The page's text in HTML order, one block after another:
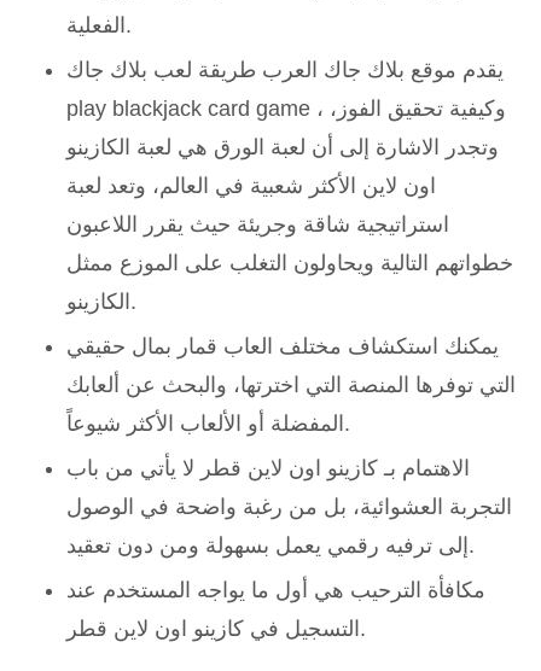
الفعلية.
يقدم موقع بلاك جاك العرب طريقة لعب بلاك جاك
play blackjack card game ، وكيفية تحقيق الفوز،
وتجدر الاشارة إلى أن لعبة الورق هي لعبة الكازينو
اون لاين الأكثر شعبية في العالم، وتعد لعبة
استراتيجية شاقة وجريئة حيث يقرر اللاعبون
خطواتهم التالية ويحاولون التغلب على الموزع ممثل
الكازينو.
يمكنك استكشاف مختلف العاب قمار بمال حقيقي
التي توفرها المنصة التي اخترتها، والبحث عن ألعابك
المفضلة أو الألعاب الأكثر شيوعاً.
الاهتمام بـ كازينو اون لاين قطر لا يأتي من باب
التجربة العشوائية، بل من رغبة واضحة في الوصول
إلى ترفيه رقمي يعمل بسهولة ومن دون تعقيد.
مكافأة الترحيب هي أول ما يواجه المستخدم عند
التسجيل في كازينو اون لاين قطر.